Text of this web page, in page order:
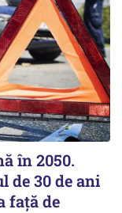
în 2050.
de 30 de ani
faţă de